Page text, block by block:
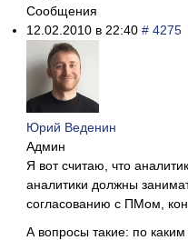
Сообщения
12.02.2010 в 22:40 # 4275
Юрий Веденин
Админ
Я вот считаю, что
аналитики должны
согласованию с ПМом,
А вопросы такие: по